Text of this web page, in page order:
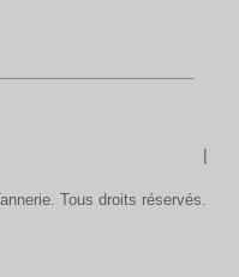
Tous droits réservés.